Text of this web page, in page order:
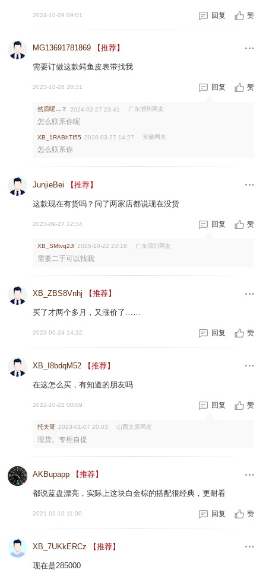
2024-10-09 09:01 回复 赞
MG13691781869 【推荐】
需要订做这款鳄鱼皮表带找我
2023-10-28 20:31 回复 赞
然后呢…？ 2024-02-27 23:41 广东潮州网友
怎么联系你呢
XB_1RABhTI55 2026-03-27 14:27 安徽网友
怎么联系你
JunjieBei 【推荐】
这款现在有货吗？问了两家店都说现在没货
2023-09-27 12:34 回复 赞
XB_SMtvq2Jl 2025-10-22 23:18 广东深圳网友
需要二手可以找我
XB_ZBS8Vnhj 【推荐】
买了才两个多月，又涨价了……
2023-06-24 14:32 回复 赞
XB_I8bdqM52 【推荐】
在这怎么买，有知道的朋友吗
2022-10-22 00:09 回复 赞
托夫哥 2023-01-07 20:03 山西太原网友
现货。专柜自提
AKBupapp 【推荐】
都说蓝盘漂亮，实际上这块白金棕的搭配很经典，更耐看
2021-01-10 11:00 回复 赞
XB_7UKkERCz 【推荐】
现在是285000